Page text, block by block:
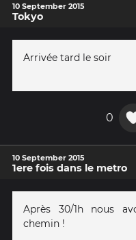
10 September 2015
Tokyo
Arrivée tard le soir
0
10 September 2015
1ere fois dans le metro
Après 30/1h nous
chemin !